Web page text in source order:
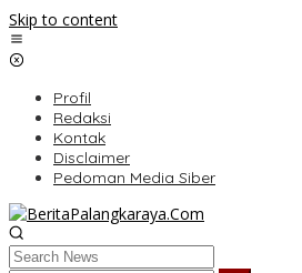
Skip to content
Profil
Redaksi
Kontak
Disclaimer
Pedoman Media Siber